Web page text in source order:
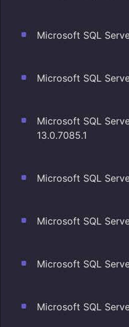
Microsoft SQL
Microsoft SQL
Microsoft SQL
13.0.7085.1
Microsoft SQL
Microsoft SQL
Microsoft SQL
Microsoft SQL